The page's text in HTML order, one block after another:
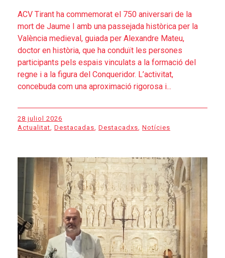
ACV Tirant ha commemorat el 750 aniversari de la
mort de Jaume I amb una passejada històrica per la
València medieval, guiada per Alexandre Mateu,
doctor en història, que ha conduït les persones
participants pels espais vinculats a la formació del
regne i a la figura del Conqueridor. L’activitat,
concebuda com una aproximació rigorosa i...
28 juliol 2026
Actualitat, Destacadas, Destacadxs, Notícies